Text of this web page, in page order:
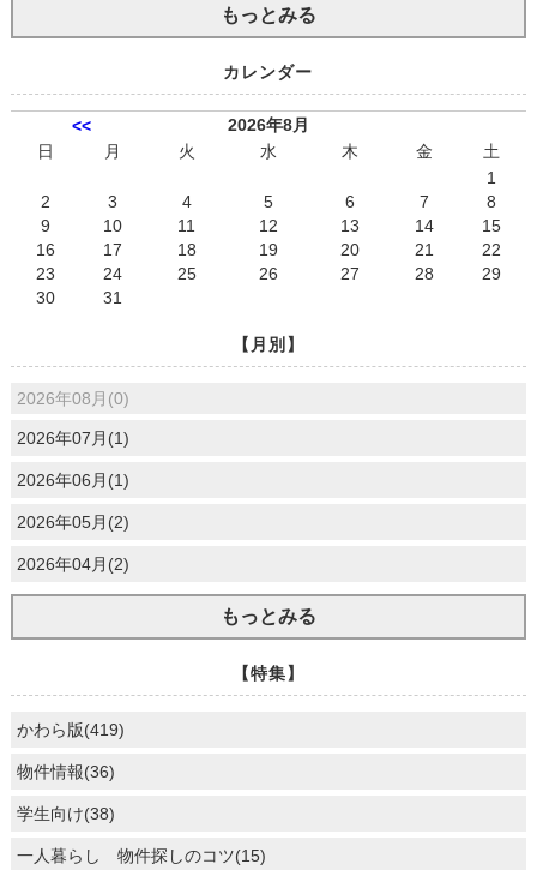
もっとみる
カレンダー
<<
2026年8月
日
月 火 水 木 金
土
1
2
3 4 5 6 7
8
9
10 11 12 13 14
15
16
17 18 19 20 21
22
23
24 25 26 27 28
29
30
31
【月別】
2026年08月(0)
2026年07月(1)
2026年06月(1)
2026年05月(2)
2026年04月(2)
もっとみる
【特集】
かわら版(419)
物件情報(36)
学生向け(38)
一人暮らし 物件探しのコツ(15)